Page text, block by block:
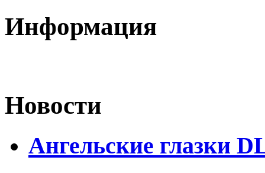
Информация
Новости
Ангельские глазки